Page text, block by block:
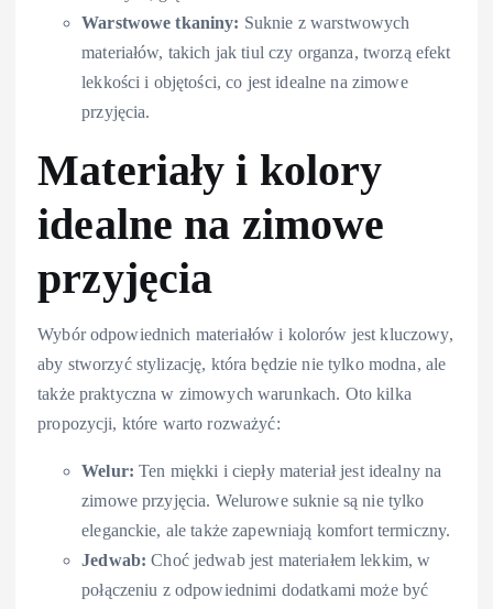
Warstwowe tkaniny: Suknie z warstwowych
materiałów, takich jak tiul czy organza, tworzą efekt
lekkości i objętości, co jest idealne na zimowe
przyjęcia.
Materiały i kolory
idealne na zimowe
przyjęcia
Wybór odpowiednich materiałów i kolorów jest kluczowy,
aby stworzyć stylizację, która będzie nie tylko modna, ale
także praktyczna w zimowych warunkach. Oto kilka
propozycji, które warto rozważyć:
Welur: Ten miękki i ciepły materiał jest idealny na
zimowe przyjęcia. Welurowe suknie są nie tylko
eleganckie, ale także zapewniają komfort termiczny.
Jedwab: Choć jedwab jest materiałem lekkim, w
połączeniu z odpowiednimi dodatkami może być